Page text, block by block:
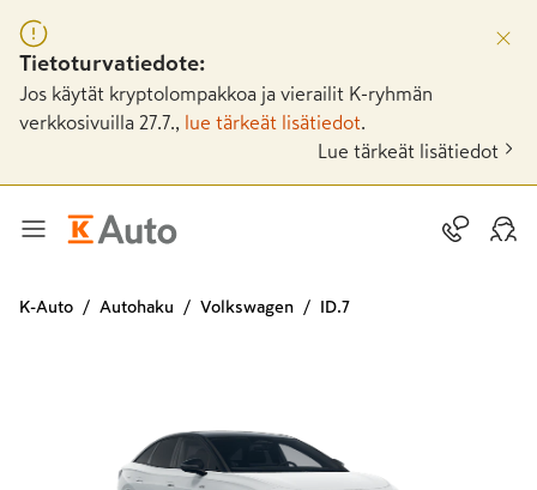
Tietoturvatiedote:
Jos käytät kryptolompakkoa ja vierailit K-ryhmän
verkkosivuilla 27.7.,
lue tärkeät lisätiedot
Lue tärkeät lisätiedot
K-Auto Autohaku Volkswagen ID.7